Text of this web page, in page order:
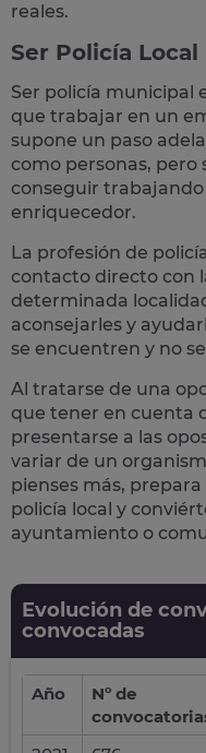
reales.
Ser Policía Local
Ser policía municipal
que trabajar en un
supone un paso
como personas, pero
conseguir trabajando
enriquecedor.
La profesión de
contacto directo con
determinada
aconsejarles y
se encuentren y no
Al tratarse de una
que tener en cuenta
presentarse a las
variar de un
pienses más,
policía local y
ayuntamiento o
Evolución de
convocadas
Año
Nº de